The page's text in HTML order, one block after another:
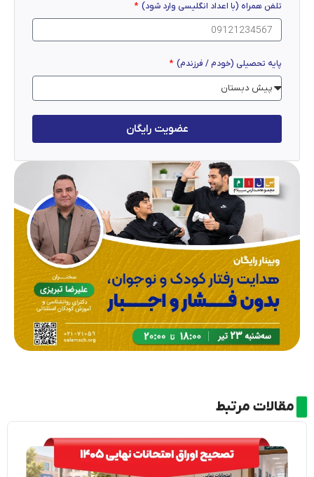
تلفن همراه (با اعداد انگلیسی وارد شود)
پایه تحصیلی (خودم / فرزندم)
عضویت رایگان
مقالات مرتبط